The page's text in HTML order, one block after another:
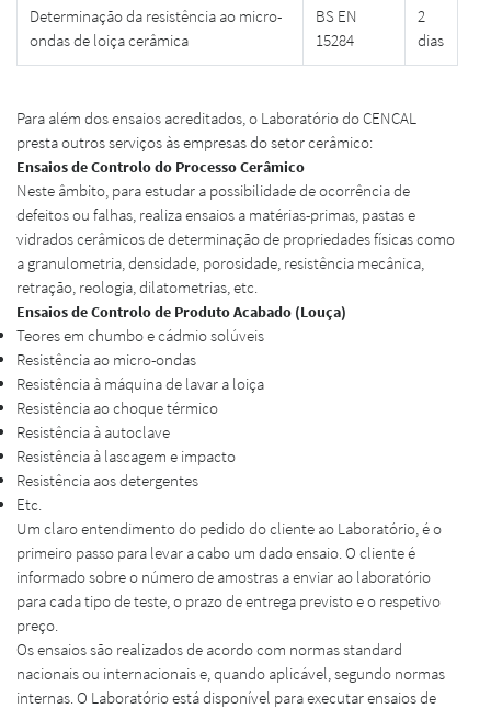
Determinação da resistência ao micro-
ondas de loiça cerâmica
BS EN
15284
2
dias
Para além dos ensaios acreditados, o Laboratório do CENCAL
presta outros serviços às empresas do setor cerâmico:
Ensaios de Controlo do Processo Cerâmico
Neste âmbito, para estudar a possibilidade de ocorrência de
defeitos ou falhas, realiza ensaios a matérias-primas, pastas e
vidrados cerâmicos de determinação de propriedades físicas como
a granulometria, densidade, porosidade, resistência mecânica,
retração, reologia, dilatometrias, etc.
Ensaios de Controlo de Produto Acabado (Louça)
Teores em chumbo e cádmio solúveis
Resistência ao micro-ondas
Resistência à máquina de lavar a loiça
Resistência ao choque térmico
Resistência à autoclave
Resistência à lascagem e impacto
Resistência aos detergentes
Etc.
Um claro entendimento do pedido do cliente ao Laboratório, é o
primeiro passo para levar a cabo um dado ensaio. O cliente é
informado sobre o número de amostras a enviar ao laboratório
para cada tipo de teste, o prazo de entrega previsto e o respetivo
preço.
Os ensaios são realizados de acordo com normas standard
nacionais ou internacionais e, quando aplicável, segundo normas
internas. O Laboratório está disponível para executar ensaios de